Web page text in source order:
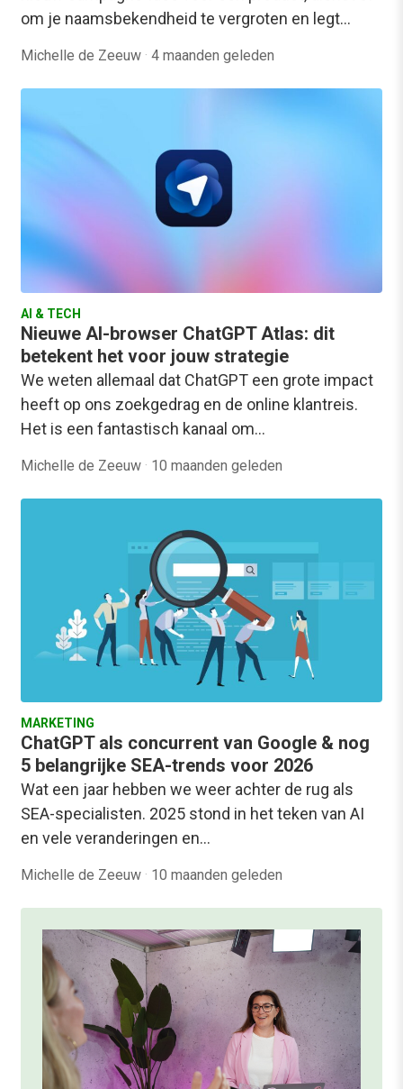
om je naamsbekendheid te vergroten en legt…
Michelle de Zeeuw · 4 maanden geleden
AI & TECH
Nieuwe AI-browser ChatGPT Atlas: dit
betekent het voor jouw strategie
We weten allemaal dat ChatGPT een grote impact
heeft op ons zoekgedrag en de online klantreis.
Het is een fantastisch kanaal om…
Michelle de Zeeuw · 10 maanden geleden
MARKETING
ChatGPT als concurrent van Google & nog
5 belangrijke SEA-trends voor 2026
Wat een jaar hebben we weer achter de rug als
SEA-specialisten. 2025 stond in het teken van AI
en vele veranderingen en…
Michelle de Zeeuw · 10 maanden geleden